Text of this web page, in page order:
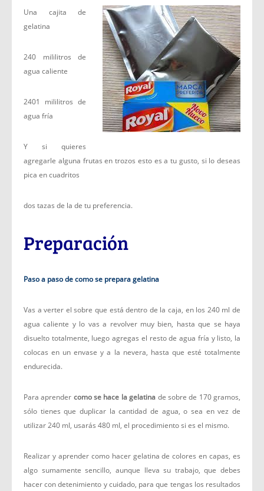
Una cajita de
gelatina
240 mililitros de
agua caliente
2401 mililitros de
agua fría
Y si quieres
agregarle alguna frutas en trozos esto es a tu gusto, si lo deseas
pica en cuadritos
dos tazas de la de tu preferencia.
Preparación
Paso a paso de como se prepara gelatina
Vas a verter el sobre que está dentro de la caja, en los 240 ml de
agua caliente y lo vas a revolver muy bien, hasta que se haya
disuelto totalmente, luego agregas el resto de agua fría y listo, la
colocas en un envase y a la nevera, hasta que esté totalmente
endurecida.
Para aprender como se hace la gelatina de sobre de 170 gramos,
sólo tienes que duplicar la cantidad de agua, o sea en vez de
utilizar 240 ml, usarás 480 ml, el procedimiento si es el mismo.
Realizar y aprender como hacer gelatina de colores en capas, es
algo sumamente sencillo, aunque lleva su trabajo, que debes
hacer con detenimiento y cuidado, para que tengas los resultados